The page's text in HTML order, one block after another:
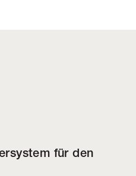
für den